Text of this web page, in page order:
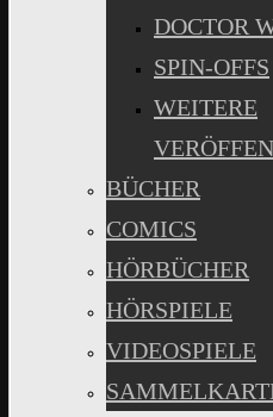
DOCTOR
SPIN-OFFS
WEITERE
BÜCHER
COMICS
HÖRBÜCHER
HÖRSPIELE
VIDEOSPIELE